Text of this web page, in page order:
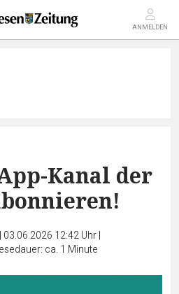
ANMELDEN
Kanal der
| 03.06.2026 12:42 Uhr|
ca. 1 Minute